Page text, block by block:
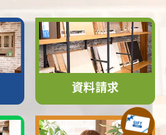
資料請求